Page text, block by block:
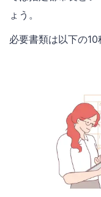
ょう。
必要書類は以下の10